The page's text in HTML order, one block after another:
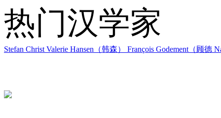
热门汉学家
Stefan Christ Valerie Hansen（韩森） François Godement（顾德